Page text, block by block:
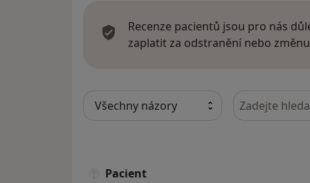
Recenze pacientů jsou pro nás
zaplatit za odstranění nebo
Hledejte v
Pacient